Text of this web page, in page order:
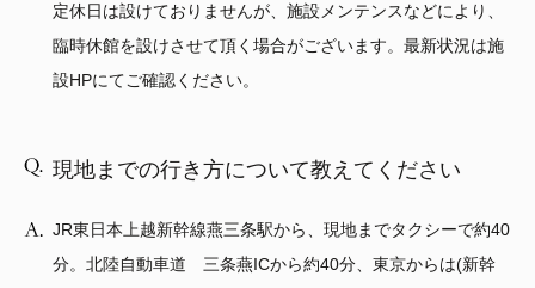
定休日は設けておりませんが、施設メンテンスなどにより、
臨時休館を設けさせて頂く場合がございます。最新状況は施
設HPにてご確認ください。
現地までの行き方について教えてください
JR東日本上越新幹線燕三条駅から、現地までタクシーで約40
分。北陸自動車道 三条燕ICから約40分、東京からは(新幹